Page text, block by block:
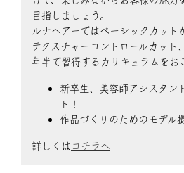
目指しましょう。
ルナヘアーではベーシックカット
テクスチャーコントロールカット
年半で習得するカリキュラムをお
新卒生、美容師アシスタン
ト！
作品づくりのためのモデル
詳しくは コチラへ